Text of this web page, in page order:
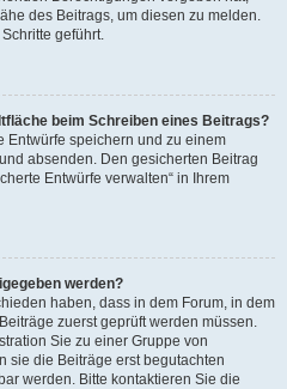
des Beitrags, um diesen zu melden.
geführt.
beim Schreiben eines Beitrags?
Entwürfe speichern und zu einem
absenden. Den gesicherten Beitrag
Entwürfe verwalten“ in Ihrem
werden?
haben, dass in dem Forum, in dem
zuerst geprüft werden müssen.
Sie zu einer Gruppe von
sie die Beiträge erst begutachten
werden. Bitte kontaktieren Sie die